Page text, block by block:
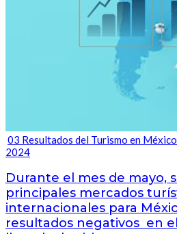
03 Resultados del Turismo en México
2024
Durante el mes de mayo,
principales mercados
internacionales para
resultados negativos en